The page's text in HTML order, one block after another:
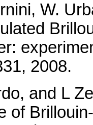
W.
2008.
and L
of